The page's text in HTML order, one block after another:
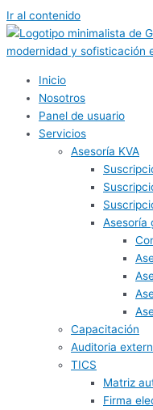
Ir al contenido
Inicio
Nosotros
Panel de usuario
Servicios
Asesoría KVA
Asesoría
Capacitación
Auditoria
TICS
Matriz
Firma